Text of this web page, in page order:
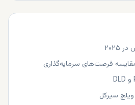
فرصت‌های سرمایه‌گذاری
سیرکل